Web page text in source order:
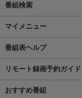
番組検索
マイメニュー
番組表ヘルプ
リモート録画予約ガイド
おすすめ番組